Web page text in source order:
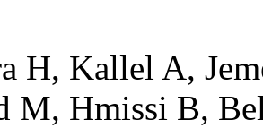
H, Kallel A,
M, Hmissi B,